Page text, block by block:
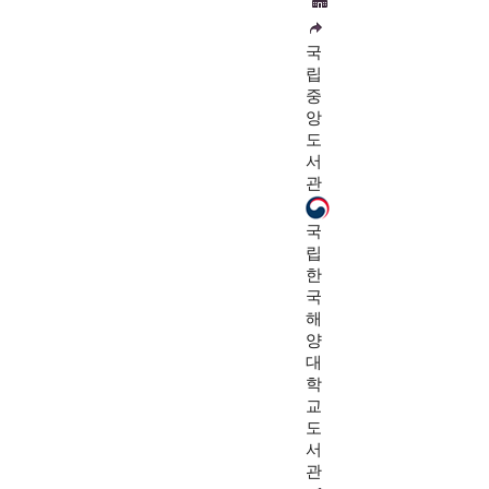
국
립
중
앙
도
서
관
국
립
한
국
해
양
대
학
교
도
서
관